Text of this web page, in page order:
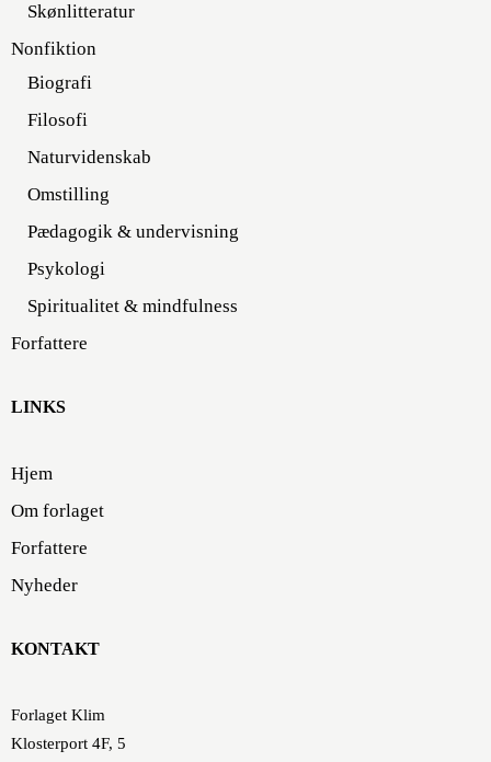
Skønlitteratur
Nonfiktion
Biografi
Filosofi
Naturvidenskab
Omstilling
Pædagogik & undervisning
Psykologi
Spiritualitet & mindfulness
Forfattere
LINKS
Hjem
Om forlaget
Forfattere
Nyheder
KONTAKT
Forlaget Klim
Klosterport 4F, 5